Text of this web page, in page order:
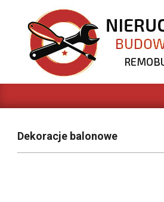
content
Dekoracje balonowe